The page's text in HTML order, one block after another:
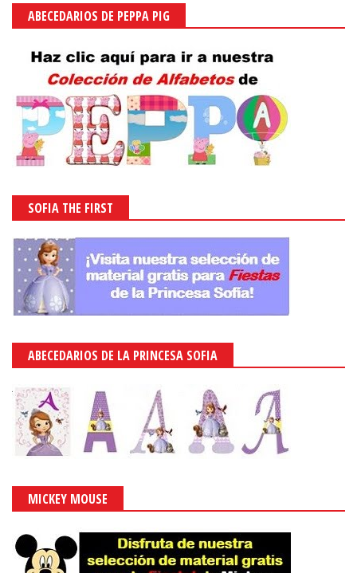
ABECEDARIOS DE PEPPA PIG
SOFIA THE FIRST
ABECEDARIOS DE LA PRINCESA SOFIA
MICKEY MOUSE